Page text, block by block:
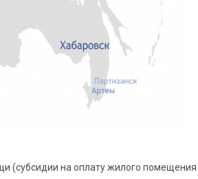
(субсидии на оплату жилого помещения